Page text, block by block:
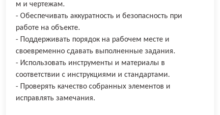
м и чертежам.
- Обеспечивать аккуратность и безопасность при
работе на объекте.
- Поддерживать порядок на рабочем месте и
своевременно сдавать выполненные задания.
- Использовать инструменты и материалы в
соответствии с инструкциями и стандартами.
- Проверять качество собранных элементов и
исправлять замечания.